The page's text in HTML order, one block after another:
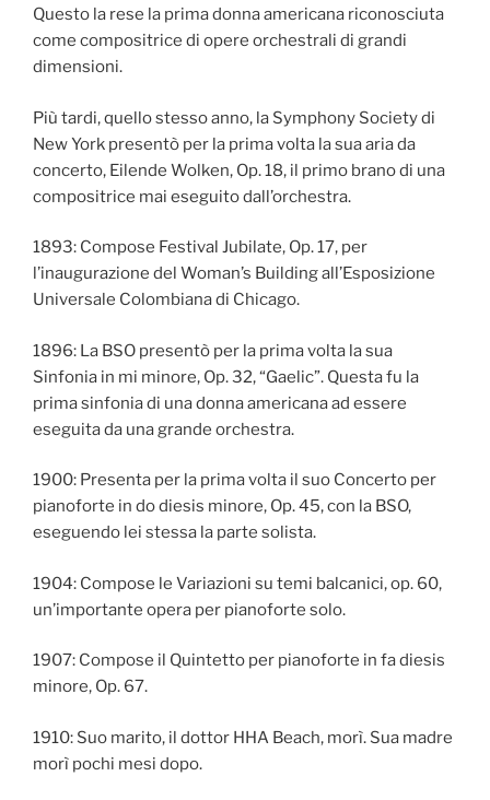
Questo la rese la prima donna americana riconosciuta
come compositrice di opere orchestrali di grandi
dimensioni.
Più tardi, quello stesso anno, la Symphony Society di
New York presentò per la prima volta la sua aria da
concerto, Eilende Wolken, Op. 18, il primo brano di una
compositrice mai eseguito dall’orchestra.
1893: Compose Festival Jubilate, Op. 17, per
l’inaugurazione del Woman’s Building all’Esposizione
Universale Colombiana di Chicago.
1896: La BSO presentò per la prima volta la sua
Sinfonia in mi minore, Op. 32, “Gaelic”. Questa fu la
prima sinfonia di una donna americana ad essere
eseguita da una grande orchestra.
1900: Presenta per la prima volta il suo Concerto per
pianoforte in do diesis minore, Op. 45, con la BSO,
eseguendo lei stessa la parte solista.
1904: Compose le Variazioni su temi balcanici, op. 60,
un’importante opera per pianoforte solo.
1907: Compose il Quintetto per pianoforte in fa diesis
minore, Op. 67.
1910: Suo marito, il dottor HHA Beach, morì. Sua madre
morì pochi mesi dopo.